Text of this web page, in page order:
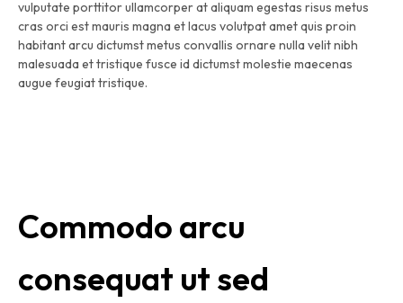
vulputate porttitor ullamcorper at aliquam egestas risus metus
cras orci est mauris magna et lacus volutpat amet quis proin
habitant arcu dictumst metus convallis ornare nulla velit nibh
malesuada et tristique fusce id dictumst molestie maecenas
augue feugiat tristique.
Commodo arcu
consequat ut sed